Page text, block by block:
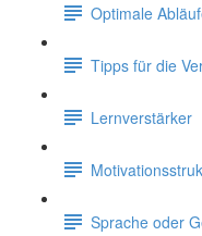
Optimale
Tipps für die
Lernverstärker
Sprache oder